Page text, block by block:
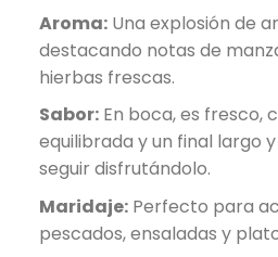
Aroma:Una explosión de
destacando notas de
hierbas frescas.
Sabor:En boca, es fresco,
equilibrada y un final largo
seguir disfrutándolo.
Maridaje:Perfecto para
pescados, ensaladas y